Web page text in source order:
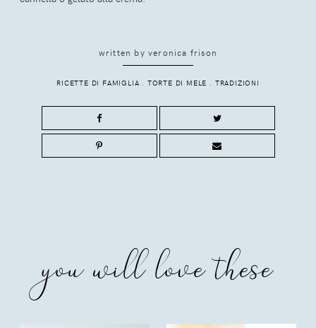
written byveronica frison
RICETTE DI FAMIGLIA . TORTE DI MELE . TRADIZIONI
you will love these